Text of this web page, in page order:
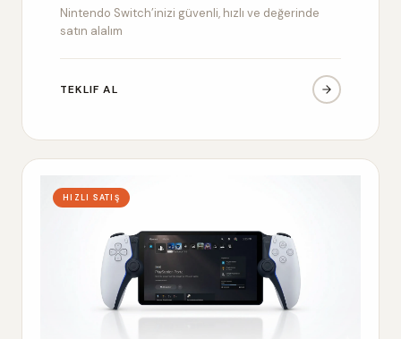
Nintendo Switch’inizi güvenli, hızlı ve değerinde
satın alalım
TEKLIF AL
HIZLI SATIŞ